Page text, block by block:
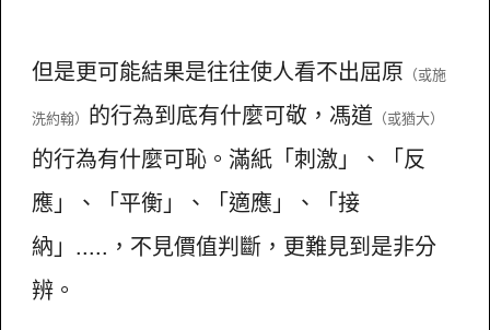
但是更可能結果是往往使人看不出屈原 （或施
洗約翰） 的行為到底有什麼可敬，馮道 （或猶大）
的行為有什麼可恥。滿紙「刺激」、「反
應」、「平衡」、「適應」、「接
納」.....，不見價值判斷，更難見到是非分
辨。